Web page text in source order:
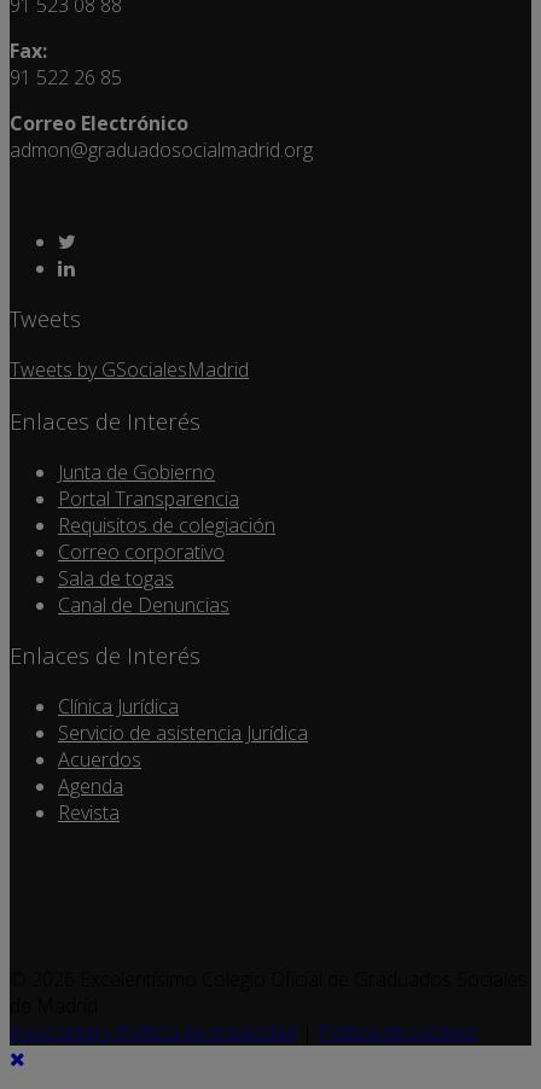
Fax:
91 522 26 85
Correo Electrónico
admon@graduadosocialmadrid.org
Tweets
Tweets by GSocialesMadrid
Enlaces de Interés
Junta de Gobierno
Portal Transparencia
Requisitos de colegiación
Correo corporativo
Sala de togas
Canal de Denuncias
Enlaces de Interés
Clínica Jurídica
Servicio de asistencia Jurídica
Acuerdos
Agenda
Revista
Aviso legal y Política de privacidad
Política de cookies